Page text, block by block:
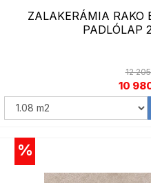
ZALAKERÁMIA RAKO
PADLÓLAP
12
10
%